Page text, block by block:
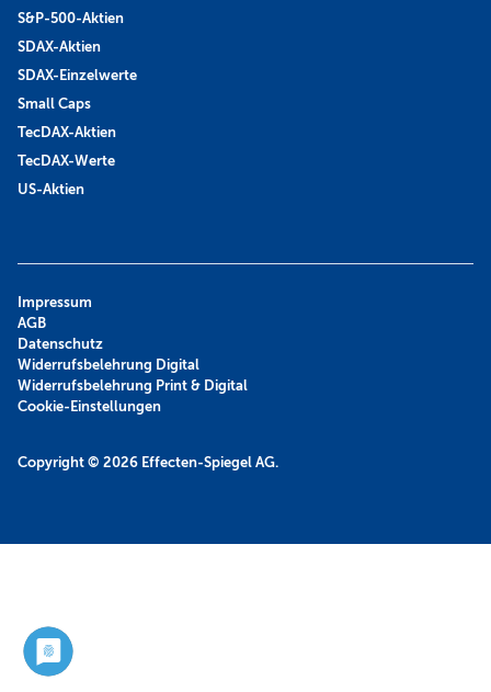
S&P-500-Aktien
SDAX-Aktien
SDAX-Einzelwerte
Small Caps
TecDAX-Aktien
TecDAX-Werte
US-Aktien
Copyright © 2026 Effecten-Spiegel AG.
Impressum
AGB
Datenschutz
Widerrufsbelehrung Digital
Widerrufsbelehrung Print & Digital
Cookie-Einstellungen